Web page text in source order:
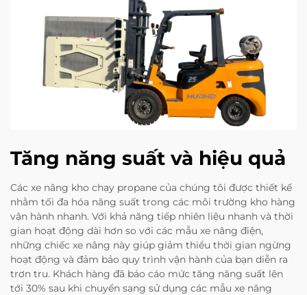
Tăng năng suất và hiệu quả
Các xe nâng kho chạy propane của chúng tôi được thiết kế
nhằm tối đa hóa năng suất trong các môi trường kho hàng
vận hành nhanh. Với khả năng tiếp nhiên liệu nhanh và thời
gian hoạt động dài hơn so với các mẫu xe nâng điện,
những chiếc xe nâng này giúp giảm thiểu thời gian ngừng
hoạt động và đảm bảo quy trình vận hành của bạn diễn ra
trơn tru. Khách hàng đã báo cáo mức tăng năng suất lên
tới 30% sau khi chuyển sang sử dụng các mẫu xe nâng